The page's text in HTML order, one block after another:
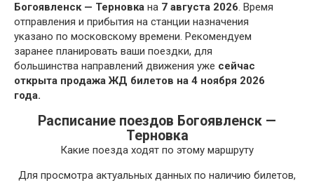
Богоявленск — Терновка на 7 августа 2026. Время
отправления и прибытия на станции назначения
указано по московскому времени. Рекомендуем
заранее планировать ваши поездки, для
большинства направлений движения уже сейчас
открыта продажа ЖД билетов на 4 ноября 2026
года.
Расписание поездов Богоявленск —
Терновка
Какие поезда ходят по этому маршруту
Для просмотра актуальных данных по наличию билетов,